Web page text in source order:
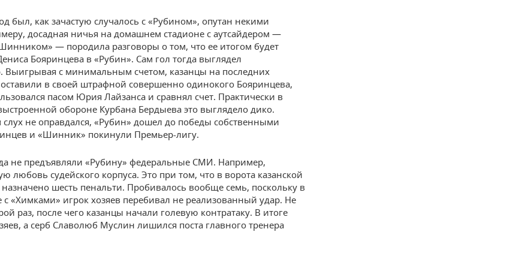
был, как зачастую случалось с «Рубином», опутан некими
досадная ничья на домашнем стадионе с аутсайдером —
— породила разговоры о том, что ее итогом будет
Бояринцева в «Рубин». Сам гол тогда выглядел
Выигрывая с минимальным счетом, казанцы на последних
в своей штрафной совершенно одинокого Бояринцева,
пасом Юрия Лайзанса и сравнял счет. Практически в
обороне Курбана Бердыева это выглядело дико.
не оправдался, «Рубин» дошел до победы собственными
и «Шинник» покинули Премьер-лигу.
не предъявляли «Рубину» федеральные СМИ. Например,
любовь судейского корпуса. Это при том, что в ворота казанской
шесть пенальти. Пробивалось вообще семь, поскольку в
с «Химками» игрок хозяев перебивал не реализованный удар. Не
раз, после чего казанцы начали голевую контратаку. В итоге
а серб Славолюб Муслин лишился поста главного тренера